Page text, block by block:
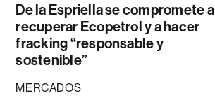
De la Espriella se compromete a
recuperar Ecopetrol y a hacer
fracking “responsable y
sostenible”
MERCADOS